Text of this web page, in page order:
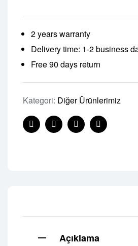
2 years warranty
Delivery time: 1-2 business
Free 90 days return
Kategori: Diğer Ürünlerimiz
FacebookTwitterLinkedinPinterest
Açıklama